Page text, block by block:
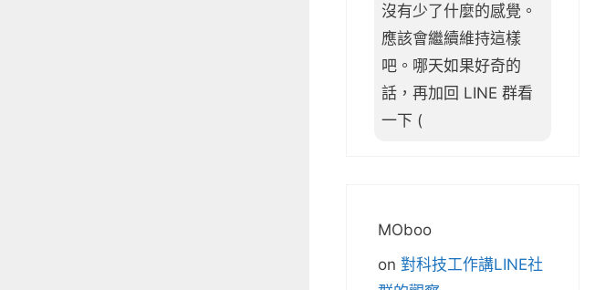
沒有少了什麼的感覺。
應該會繼續維持這樣
吧。哪天如果好奇的
話，再加回 LINE 群看
一下 (
MOboo
on 對科技工作講LINE社